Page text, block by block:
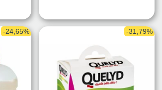
-24,65% -31,79%